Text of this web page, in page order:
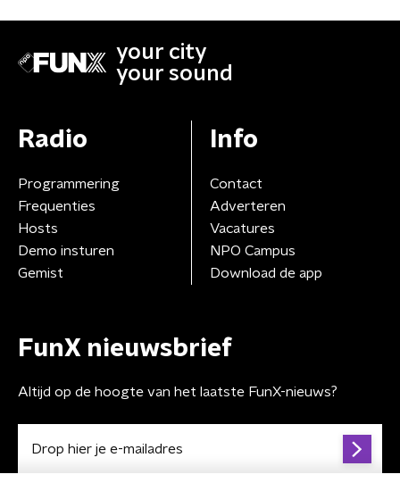
your city
your sound
Radio
Programmering
Frequenties
Hosts
Demo insturen
Gemist
Info
Contact
Adverteren
Vacatures
NPO Campus
Download de app
FunX nieuwsbrief
Altijd op de hoogte van het laatste FunX-nieuws?